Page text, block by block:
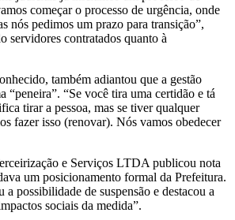
começar o processo de urgência, onde
nós pedimos um prazo para transição”,
servidores contratados quanto à
também adiantou que a gestão
“peneira”. “Se você tira uma certidão e tá
tirar a pessoa, mas se tiver qualquer
fazer isso (renovar). Nós vamos obedecer
e Serviços LTDA publicou nota
um posicionamento formal da Prefeitura.
a possibilidade de suspensão e destacou a
sociais da medida”.